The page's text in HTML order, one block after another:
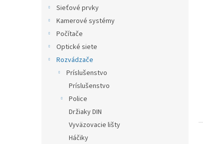
Sieťové prvky
Kamerové systémy
Počítače
Optické siete
Rozvádzače
Príslušenstvo
Príslušenstvo
Police
Držiaky DIN
Vyväzovacie lišty
Háčiky